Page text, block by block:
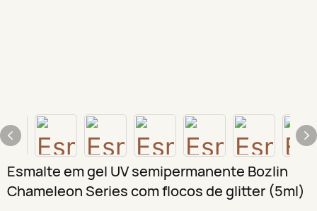
Esmalte em gel UV semipermanente Bozlin
Chameleon Series com flocos de glitter (5ml)